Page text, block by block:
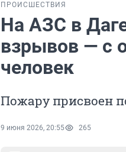
ПРОИСШЕСТВИЯ
На АЗС в
взрывов — с
человек
Пожару присвоен
9 июня 2026, 20:55 265